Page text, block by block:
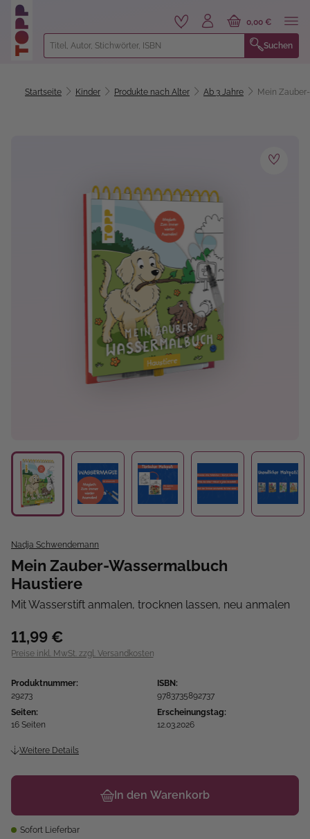
springen
Suchen
0,00 €
Startseite Kinder Produkte nach Alter Ab 3 Jahre Mein
Nadja Schwendemann
Mein Zauber-Wassermalbuch
Haustiere
Mit Wasserstift anmalen, trocknen lassen, neu anmalen
11,99 €
Preise inkl. MwSt. zzgl. Versandkosten
Produktnummer:
29273
ISBN:
9783735892737
Seiten:
16 Seiten
Erscheinungstag:
12.03.2026
Weitere Details
In den Warenkorb
Sofort Lieferbar